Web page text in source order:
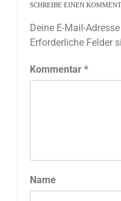
SCHREIBE EINEN
Deine E-Mail-
Erforderliche Felder
Kommentar *
Name